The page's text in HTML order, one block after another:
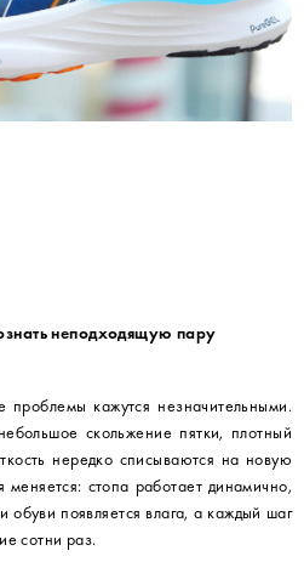
неподходящую пару
кажутся незначительными.
скольжение пятки, плотный
нередко списываются на новую
стопа работает динамично,
обуви появляется влага, а каждый шаг
сотни раз.